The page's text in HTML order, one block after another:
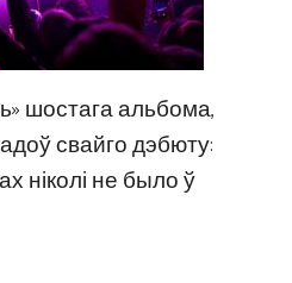
шостага альбома,
свайго дэбюту:
ніколі не было ў